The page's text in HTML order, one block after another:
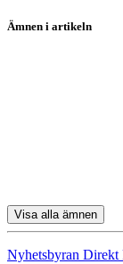
Ämnen i artikeln
Visa alla ämnen
Nyhetsbyran Direkt